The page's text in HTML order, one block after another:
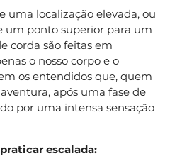
uma localização elevada, ou
um ponto superior para um
corda são feitas em
o nosso corpo e o
os entendidos que, quem
após uma fase de
por uma intensa sensação
escalada: